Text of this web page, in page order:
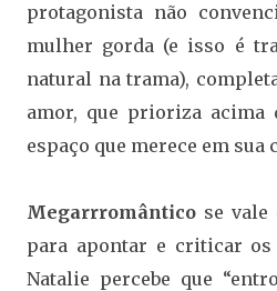
protagonista não
mulher gorda (e isso é
natural na trama),
amor, que prioriza acima
espaço que merece em
Megarrromântico se
para apontar e criticar os
Natalie percebe que